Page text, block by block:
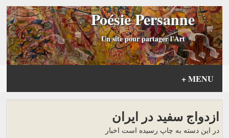
Poésie Persanne
Un site pour partager l'Art
MENU
+
ازدواج سفید در ایران
در این دسته به چاپ رسیده است اخبار